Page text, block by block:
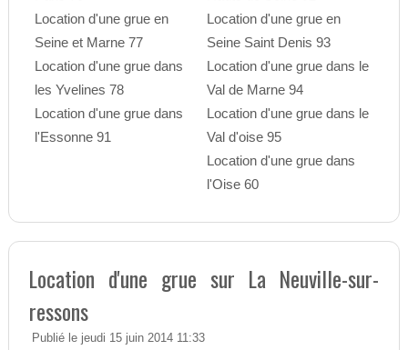
Location d'une grue en
Seine et Marne 77
Location d'une grue dans
les Yvelines 78
Location d'une grue dans
l'Essonne 91
Location d'une grue en
Seine Saint Denis 93
Location d'une grue dans le
Val de Marne 94
Location d'une grue dans le
Val d'oise 95
Location d'une grue dans
l'Oise 60
Location d'une grue sur La Neuville-sur-
ressons
Publié le jeudi 15 juin 2014 11:33